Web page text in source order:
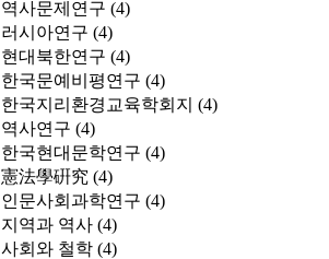
역사문제연구 (4)
러시아연구 (4)
현대북한연구 (4)
한국문예비평연구 (4)
한국지리환경교육학회지 (4)
역사연구 (4)
한국현대문학연구 (4)
憲法學硏究 (4)
인문사회과학연구 (4)
지역과 역사 (4)
사회와 철학 (4)